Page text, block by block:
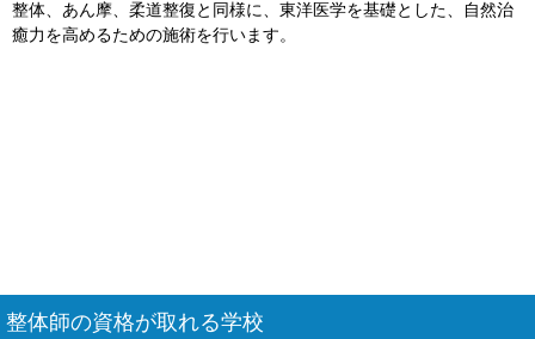
整体、あん摩、柔道整復と同様に、東洋医学を基礎とした、自然治
癒力を高めるための施術を行います。
整体師の資格が取れる学校